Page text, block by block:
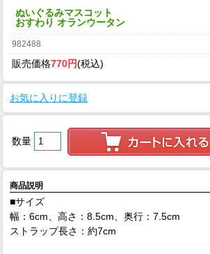
ぬいぐるみマスコット
おすわり オランウータン
982488
販売価格770円(税込)
お気に入りに登録
数量
商品説明
■サイズ
幅：6cm、高さ：8.5cm、奥行：7.5cm
ストラップ長さ：約7cm